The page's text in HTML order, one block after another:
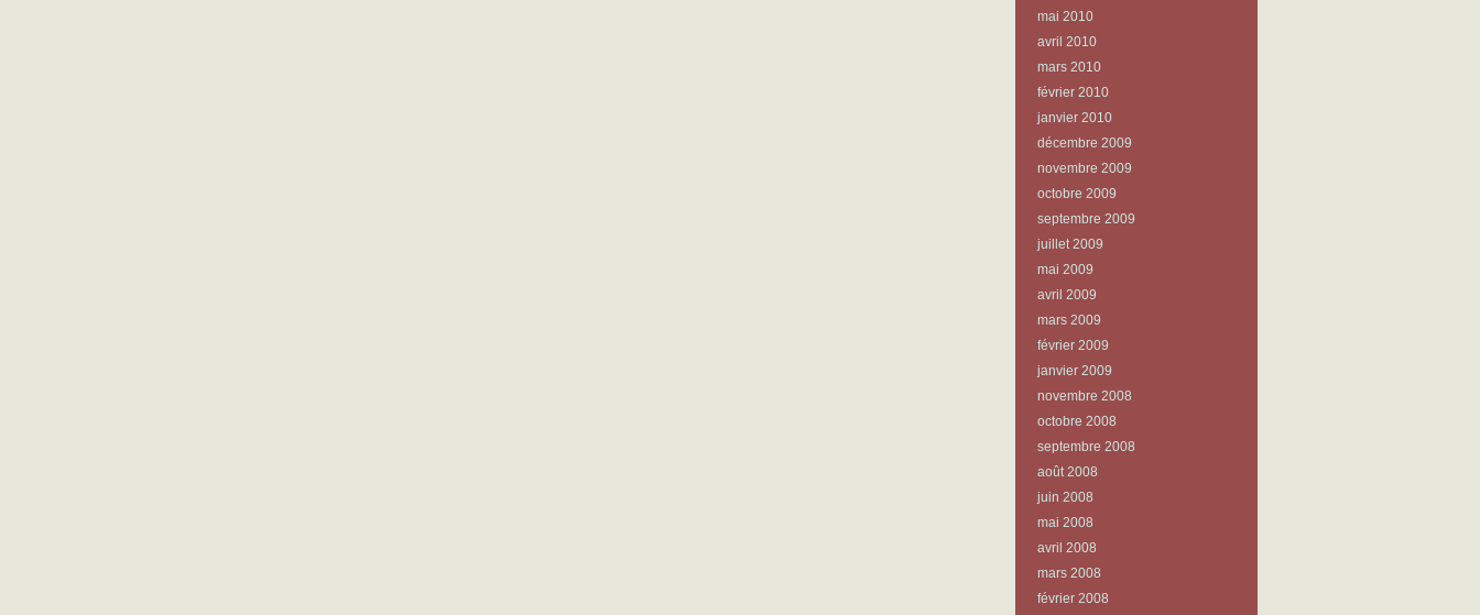
mai 2010
avril 2010
mars 2010
février 2010
janvier 2010
décembre 2009
novembre 2009
octobre 2009
septembre 2009
juillet 2009
mai 2009
avril 2009
mars 2009
février 2009
janvier 2009
novembre 2008
octobre 2008
septembre 2008
août 2008
juin 2008
mai 2008
avril 2008
mars 2008
février 2008